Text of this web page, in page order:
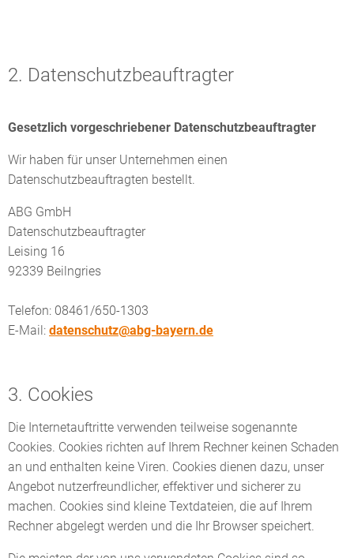
2. Datenschutzbeauftragter
Gesetzlich vorgeschriebener Datenschutzbeauftragter
Wir haben für unser Unternehmen einen
Datenschutzbeauftragten bestellt.
ABG GmbH
Datenschutzbeauftragter
Leising 16
92339 Beilngries
Telefon: 08461/650-1303
E-Mail: datenschutz@abg-bayern.de
3. Cookies
Die Internetauftritte verwenden teilweise sogenannte
Cookies. Cookies richten auf Ihrem Rechner keinen Schaden
an und enthalten keine Viren. Cookies dienen dazu, unser
Angebot nutzerfreundlicher, effektiver und sicherer zu
machen. Cookies sind kleine Textdateien, die auf Ihrem
Rechner abgelegt werden und die Ihr Browser speichert.